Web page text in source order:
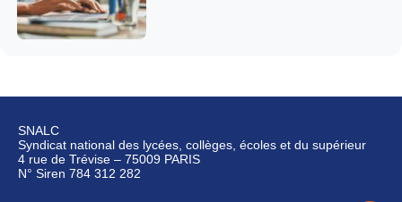
SNALC
Syndicat national des lycées, collèges, écoles et du supérieur
4 rue de Trévise – 75009 PARIS
N° Siren 784 312 282